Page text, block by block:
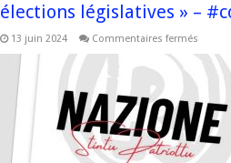
élections législatives » –
13 juin 2024 Commentaires ferméssur
dans
ce
droit
que
nous
serons
lors